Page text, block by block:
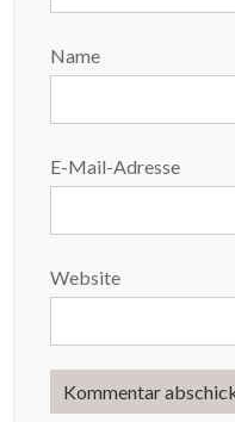
Name
E-Mail-Adresse
Website